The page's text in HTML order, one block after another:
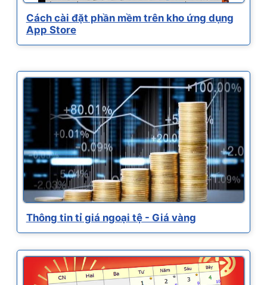
Cách cài đặt phần mềm trên kho ứng dụng
App Store
Thông tin tỉ giá ngoại tệ - Giá vàng